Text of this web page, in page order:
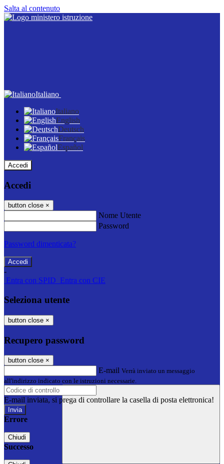
Salta al contenuto
Italiano
Italiano
English
Deutsch
Français
Español
Accedi
Accedi
button close ×
Nome Utente
Password
Password dimenticata?
-
Entra con SPID Entra con CIE
Seleziona utente
button close ×
Recupero password
button close ×
E-mail Verrà inviato un messaggio
all'indirizzo indicato con le istruzioni necessarie.
E-mail inviata, si prega di controllare la casella di posta elettronica!
Errore
Chiudi
Successo